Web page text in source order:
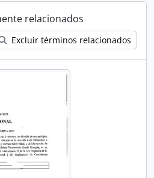
relacionados
Excluir términos relacionados